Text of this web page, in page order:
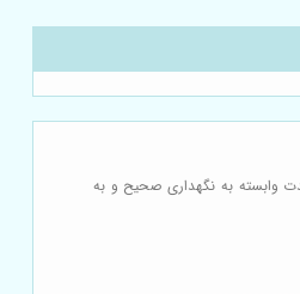
وابسته به نگهداری صحیح و به